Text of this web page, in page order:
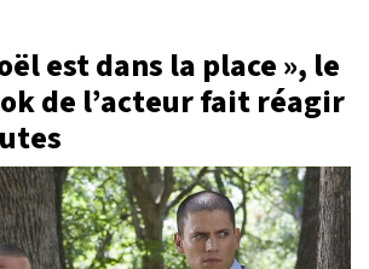
est dans la place », le
de l’acteur fait réagir